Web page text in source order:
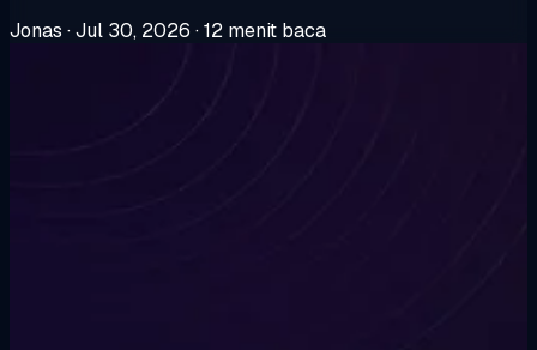
Jonas ·Jul 30, 2026 ·12 menit baca